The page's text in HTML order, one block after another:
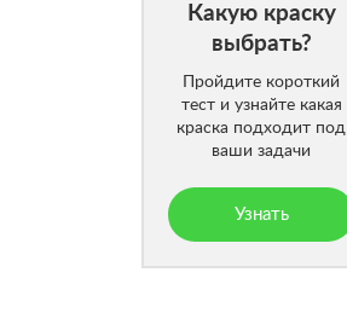
Какую краску
выбрать?
Пройдите короткий
тест и узнайте какая
краска подходит под
ваши задачи
Узнать